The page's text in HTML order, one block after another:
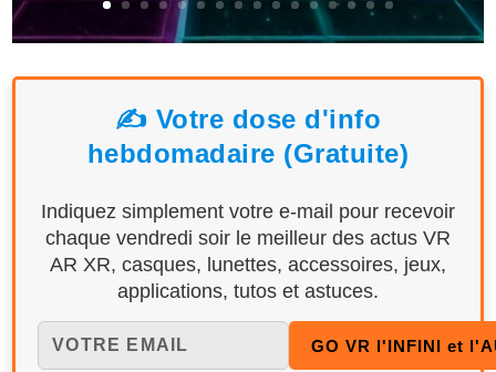
✍️ Votre dose d'info
hebdomadaire (Gratuite)
Indiquez simplement votre e-mail pour recevoir
chaque vendredi soir le meilleur des actus VR
AR XR, casques, lunettes, accessoires, jeux,
applications, tutos et astuces.